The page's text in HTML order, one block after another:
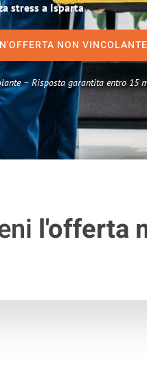
stress a Isparta
NON VINCOLANTE
– Risposta garantita entro 15
l'offerta